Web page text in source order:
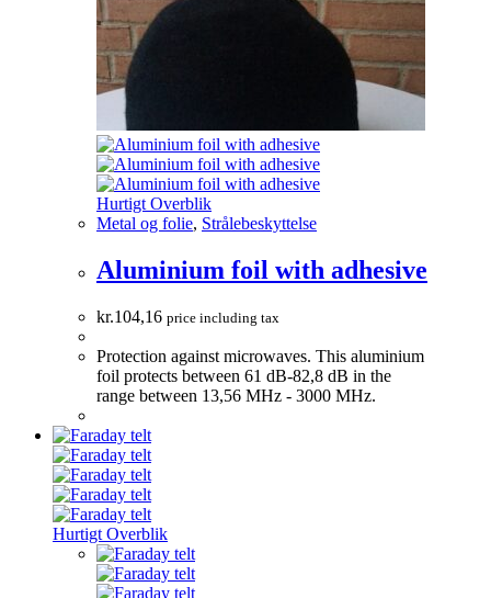
Hurtigt Overblik
Metal og folie, Strålebeskyttelse
Aluminium foil with adhesive
kr.104,16 price including tax
Protection against microwaves. This aluminium
foil protects between 61 dB-82,8 dB in the
range between 13,56 MHz - 3000 MHz.
Hurtigt Overblik